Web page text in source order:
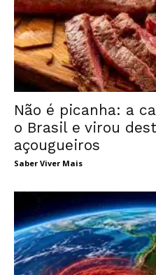
Não é picanha: a
o Brasil e virou
açougueiros
Saber Viver Mais